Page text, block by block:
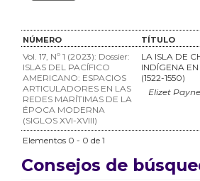
NÚMERO TÍTULO
Vol. 17, Nº 1 (2023): Dossier:
ISLAS DEL PACÍFICO
AMERICANO: ESPACIOS
ARTICULADORES EN LAS
REDES MARÍTIMAS DE LA
ÉPOCA MODERNA
(SIGLOS XVI-XVIII)
LA ISLA DE
INDÍGENA
(1522-1550)
Elizet
Elementos 0 - 0 de 1
Consejos de